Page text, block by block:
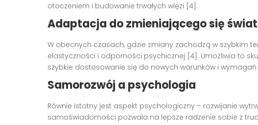
otoczeniem i budowanie trwałych więzi [4].
Adaptacja do zmieniającego się
W obecnych czasach, gdzie zmiany zachodzą w szybkim
elastyczności i odporności psychicznej [4]. Umożliwia to
szybkie dostosowanie się do nowych warunków i
Samorozwój a psychologia
Równie istotny jest aspekt psychologiczny – rozwijanie
samoświadomości pozwala na lepsze radzenie sobie z